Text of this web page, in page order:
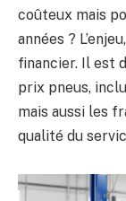
coûteux mais
années ?
financier. Il est
prix pneus,
mais aussi les
qualité du